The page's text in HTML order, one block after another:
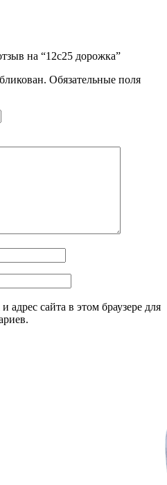
на “12с25 дорожка”
Обязательные поля
адрес сайта в этом браузере для